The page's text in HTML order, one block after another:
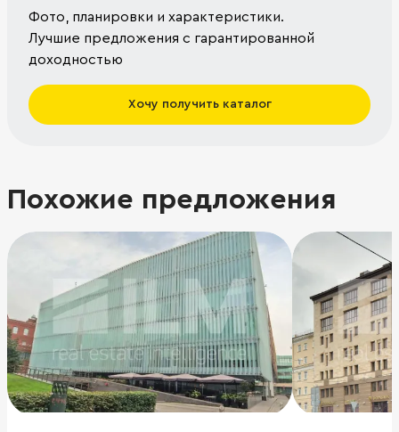
Фото, планировки и характеристики.
Лучшие предложения с гарантированной
доходностью
Хочу получить каталог
Похожие предложения